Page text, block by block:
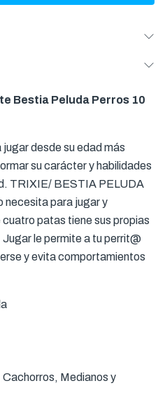
Bestia Peluda Perros 10
desde su edad más
su carácter y habilidades
TRIXIE/ BESTIA PELUDA
necesita para jugar y
patas tiene sus propias
le permite a tu perrit@
y evita comportamientos
Medianos y